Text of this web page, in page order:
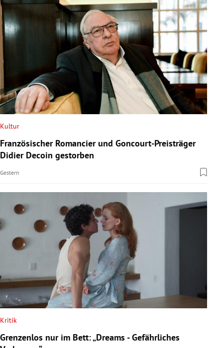
Kultur
Französischer Romancier und Goncourt-Preisträger
Didier Decoin gestorben
Gestern
Kritik
Grenzenlos nur im Bett: „Dreams - Gefährliches